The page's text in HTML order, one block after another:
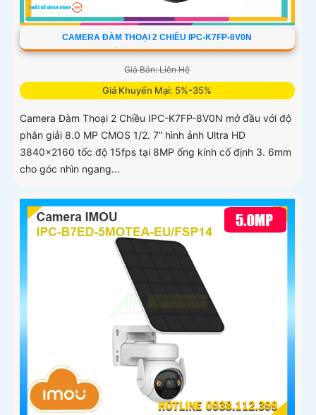
CAMERA ĐÀM THOẠI 2 CHIỀU IPC-K7FP-8V0N
Giá Bán: Liên Hệ
Giá Khuyến Mại: 5%-35%
Camera Đàm Thoại 2 Chiều IPC-K7FP-8V0N mở đầu với độ
phân giải 8.0 MP CMOS 1/2. 7” hình ảnh Ultra HD
3840×2160 tốc độ 15fps tại 8MP ống kính cố định 3. 6mm
cho góc nhìn ngang...